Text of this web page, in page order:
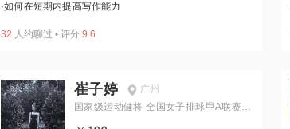
·如何在短期内提高写作能力
32 人约聊过 • 评分 9.6
崔子婷
广州
国家级运动健将 全国女子排球甲A联赛第